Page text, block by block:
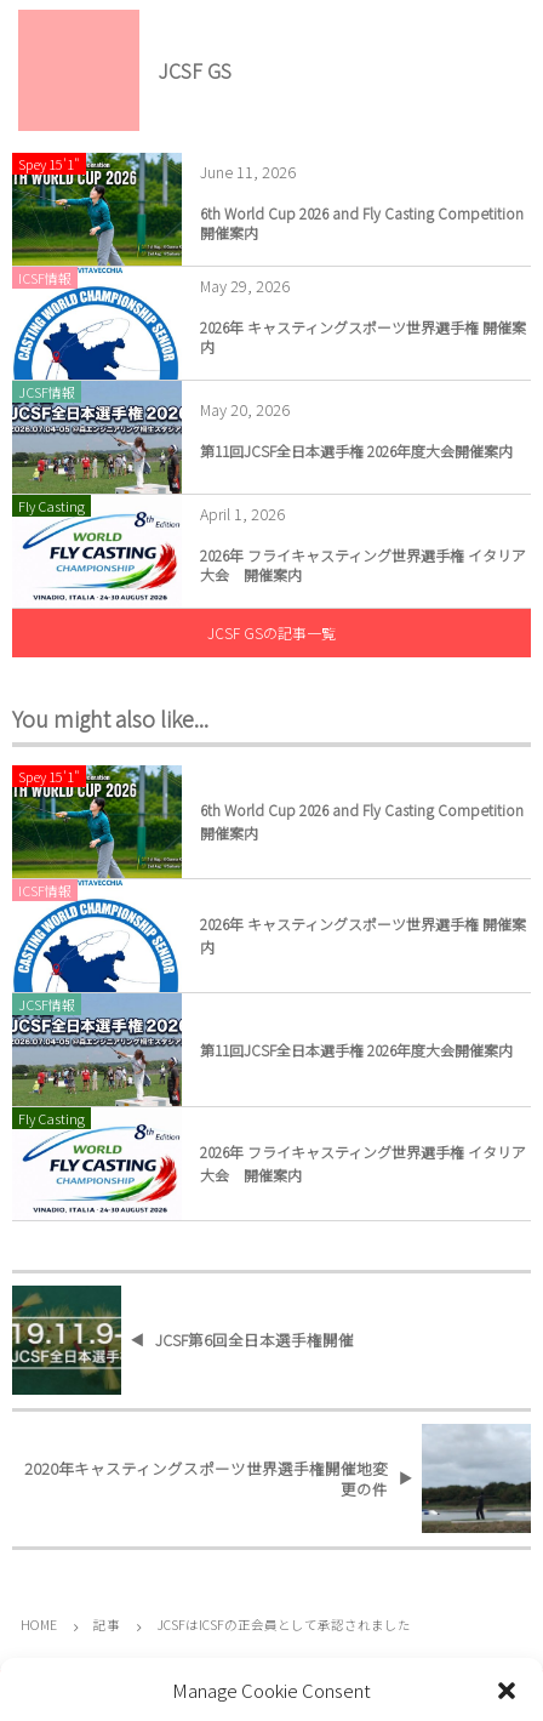
Manage Cookie Consent
JCSF GS
Spey 15'1" June 11, 2026
6th World Cup 2026 and Fly Casting Competition
開催案内
ICSF情報 May29, 2026
2026年 キャスティングスポーツ世界選手権 開催案
内
JCSF情報
May20, 2026
第11回JCSF全日本選手権 2026年度大会開催案内
Fly Casting April 1, 2026
2026年 フライキャスティング世界選手権 イタリア
大会 開催案内
JCSF GSの記事一覧
You might also like...
Spey 15'1"
6th World Cup 2026 and Fly Casting Competition
開催案内
ICSF情報
2026年 キャスティングスポーツ世界選手権 開催案
内
JCSF情報
第11回JCSF全日本選手権 2026年度大会開催案内
Fly Casting
2026年 フライキャスティング世界選手権 イタリア
大会 開催案内
JCSF第6回全日本選手権開催
2020年キャスティングスポーツ世界選手権開催地変
更の件
HOME 記事 JCSFはICSFの正会員として承認されました